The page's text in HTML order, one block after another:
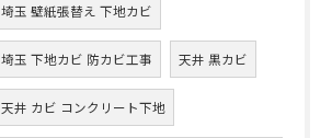
埼玉 壁紙張替え 下地カビ
埼玉 下地カビ 防カビ工事 天井 黒カビ
天井 カビ コンクリート下地